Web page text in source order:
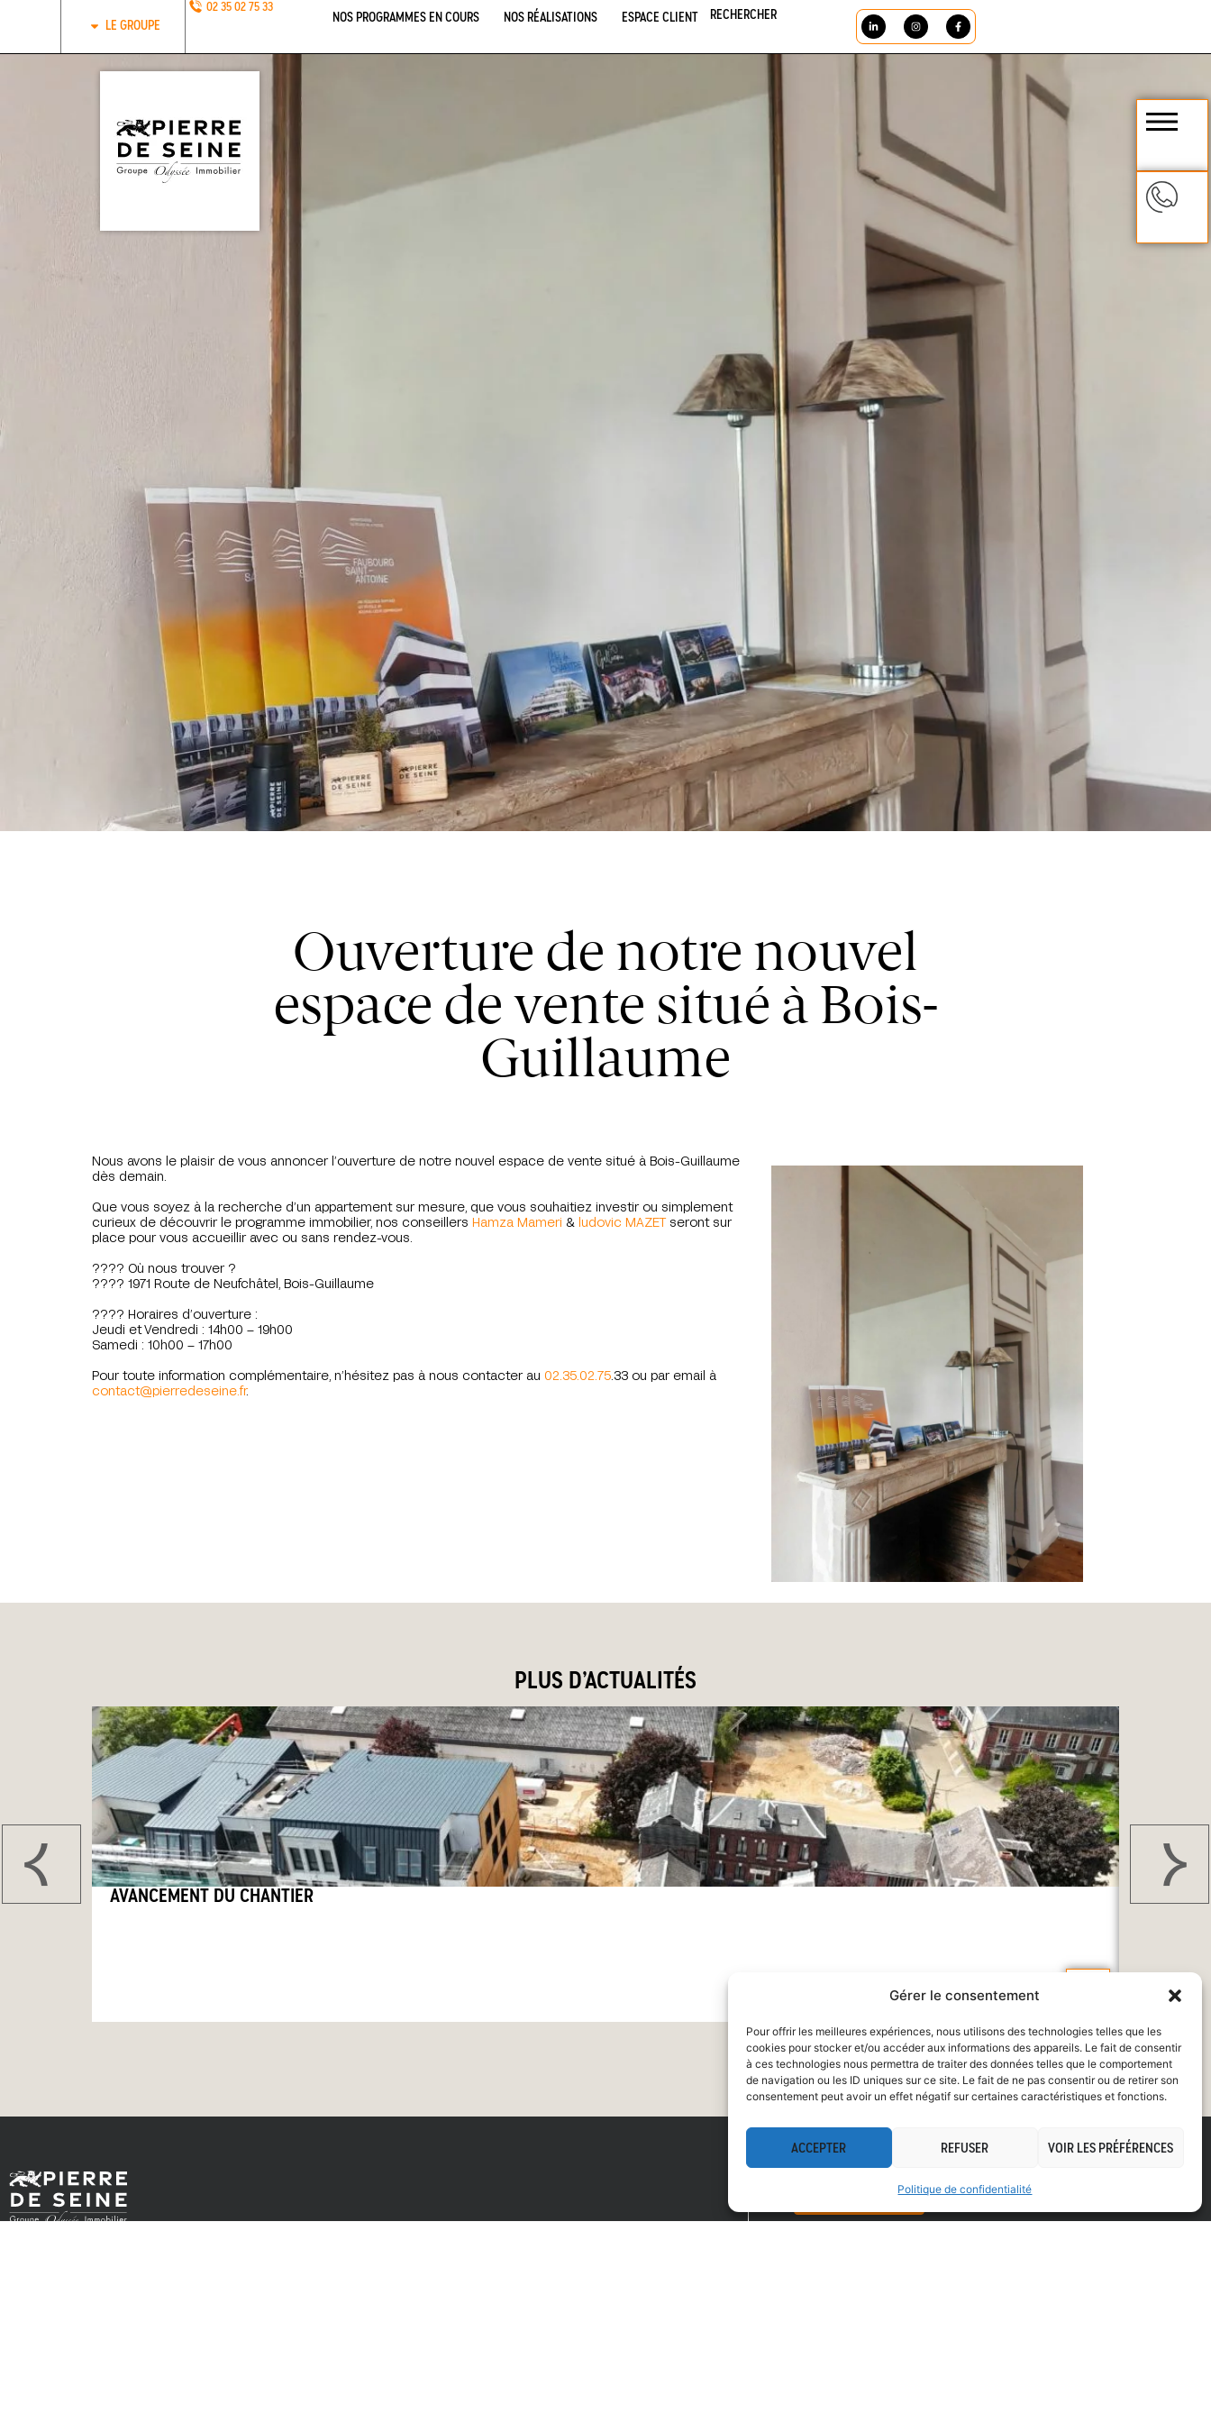
Gérer le consentement
Pour offrir les meilleures expériences, nous utilisons des technologies telles que les
cookies pour stocker et/ou accéder aux informations des appareils. Le fait de consentir
à ces technologies nous permettra de traiter des données telles que le comportement
de navigation ou les ID uniques sur ce site. Le fait de ne pas consentir ou de retirer son
consentement peut avoir un effet négatif sur certaines caractéristiques et fonctions.
ACCEPTER REFUSER VOIR LES PRÉFÉRENCES
Politique de confidentialité
LE GROUPE
02 35 02 75 33
NOS PROGRAMMES EN COURS NOS RÉALISATIONS ESPACE CLIENT RECHERCHER
Ouverture de notre nouvel
espace de vente situé à Bois-
Guillaume
Nous avons le plaisir de vous annoncer l’ouverture de notre nouvel espace de vente situé à Bois-Guillaume
dès demain.
Que vous soyez à la recherche d’un appartement sur mesure, que vous souhaitiez investir ou simplement
curieux de découvrir le programme immobilier, nos conseillers Hamza Mameri & ludovic MAZETseront sur
place pour vous accueillir avec ou sans rendez-vous.
???? Où nous trouver ?
???? 1971 Route de Neufchâtel, Bois-Guillaume
???? Horaires d’ouverture :
Jeudi et Vendredi : 14h00 – 19h00
Samedi : 10h00 – 17h00
Pour toute information complémentaire, n’hésitez pas à nous contacter au 02.35.02.75 .33 ou par email à
contact@pierredeseine.fr.
PLUS D’ACTUALITÉS
AVANCEMENT DU CHANTIER